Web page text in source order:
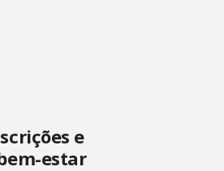
e
estar